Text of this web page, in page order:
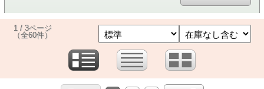
1 / 3ページ
（全60件）